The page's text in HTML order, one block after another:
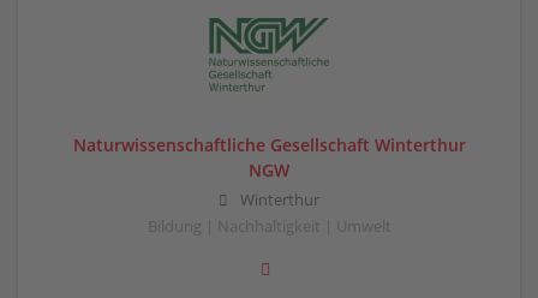
Naturwissenschaftliche Gesellschaft Winterthur
NGW
Winterthur
Bildung | Nachhaltigkeit | Umwelt